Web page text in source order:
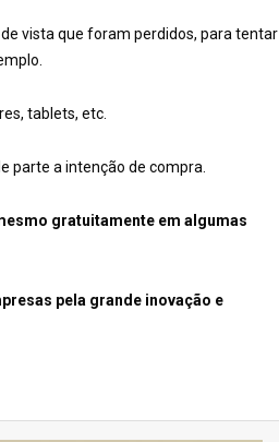
vista que foram perdidos, para tentar
tablets, etc.
parte a intenção de compra.
gratuitamente em algumas
pela grande inovação e